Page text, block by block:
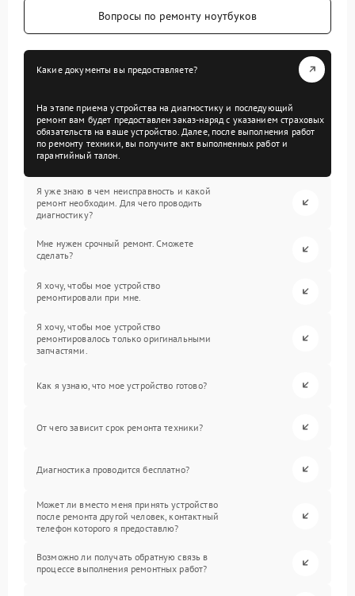
Вопросы по ремонту ноутбуков
Какие документы вы предоставляете?
На этапе приема устройства на диагностику и последующий
ремонт вам будет предоставлен заказ-наряд с указанием страховых
обязательств на ваше устройство. Далее, после выполнения работ
по ремонту техники, вы получите акт выполненных работ и
гарантийный талон.
Я уже знаю в чем неисправность и какой
ремонт необходим. Для чего проводить
диагностику?
Мне нужен срочный ремонт. Сможете
сделать?
Я хочу, чтобы мое устройство
ремонтировали при мне.
Я хочу, чтобы мое устройство
ремонтировалось только оригинальными
запчастями.
Как я узнаю, что мое устройство готово?
От чего зависит срок ремонта техники?
Диагностика проводится бесплатно?
Может ли вместо меня принять устройство
после ремонта другой человек, контактный
телефон которого я предоставлю?
Возможно ли получать обратную связь в
процессе выполнения ремонтных работ?